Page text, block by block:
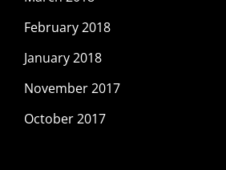
February 2018
January 2018
November 2017
October 2017